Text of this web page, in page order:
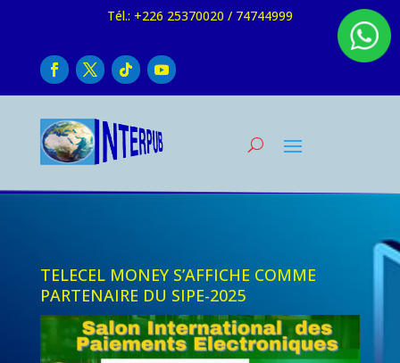
Tél.: +226 25370020 / 74744999
TELECEL MONEY S’AFFICHE COMME
PARTENAIRE DU SIPE-2025